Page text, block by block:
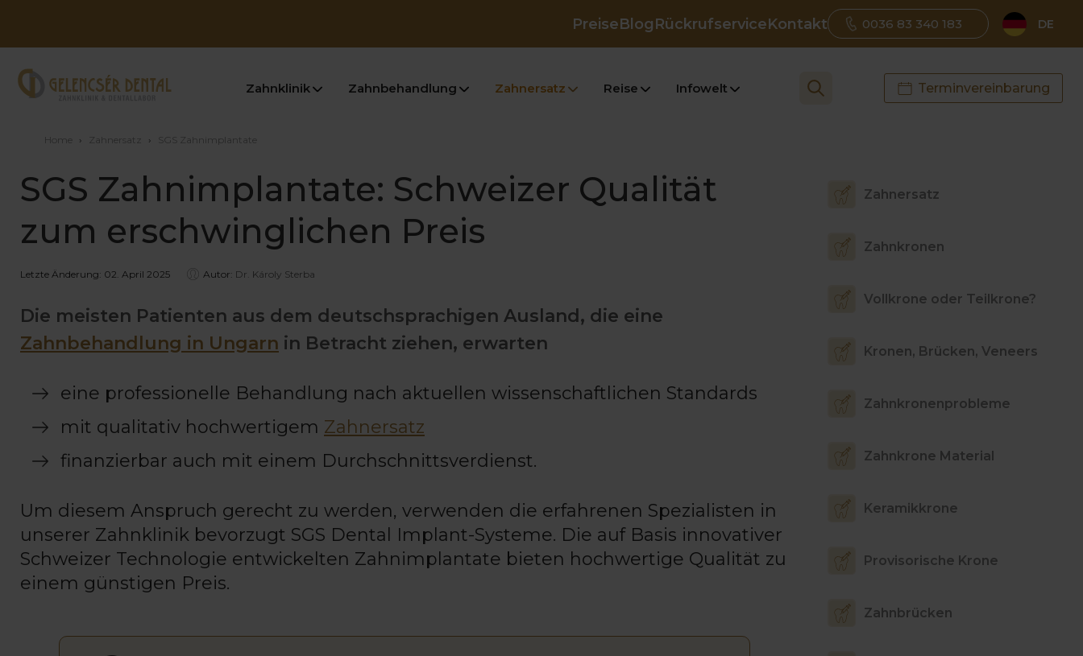
PreiseBlogRückrufserviceKontakt 0036 83 340 183 DE
Zahnklinik Zahnbehandlung Zahnersatz Reise Infowelt Terminvereinbarung
Home › Zahnersatz › SGS Zahnimplantate
SGS Zahnimplantate: Schweizer Qualität
zum erschwinglichen Preis
Letzte Änderung: 02. April 2025 Autor: Dr. Károly Sterba
Die meisten Patienten aus dem deutschsprachigen Ausland, die eine
Zahnbehandlung in Ungarn in Betracht ziehen, erwarten
eine professionelle Behandlung nach aktuellen wissenschaftlichen Standards
mit qualitativ hochwertigem Zahnersatz
finanzierbar auch mit einem Durchschnittsverdienst.
Um diesem Anspruch gerecht zu werden, verwenden die erfahrenen Spezialisten in
unserer Zahnklinik bevorzugt SGS Dental Implant-Systeme. Die auf Basis innovativer
Schweizer Technologie entwickelten Zahnimplantate bieten hochwertige Qualität zu
einem günstigen Preis.
Zahnersatz
Zahnkronen
Vollkrone oder Teilkrone?
Kronen, Brücken, Veneers
Zahnkronenprobleme
Zahnkrone Material
Keramikkrone
Provisorische Krone
Zahnbrücken